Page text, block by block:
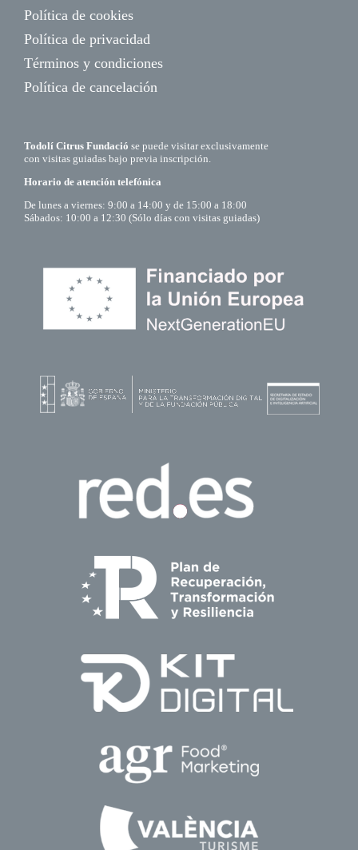
Política de cookies
Política de privacidad
Términos y condiciones
Política de cancelación
Todolí Citrus Fundació se puede visitar exclusivamente
con visitas guiadas bajo previa inscripción.
Horario de atención telefónica
De lunes a viernes: 9:00 a 14:00 y de 15:00 a 18:00
Sábados: 10:00 a 12:30 (Sólo días con visitas guiadas)